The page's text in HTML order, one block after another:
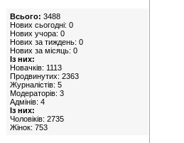
Всього: 3488
Нових сьогодні: 0
Нових учора: 0
Нових за тиждень: 0
Нових за місяць: 0
Із них:
Новачків: 1113
Продвинутих: 2363
Журналістів: 5
Модераторів: 3
Адмінів: 4
Із них:
Чоловіків: 2735
Жінок: 753